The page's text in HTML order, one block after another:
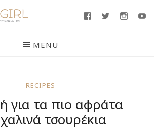
FacebookTwitter
MENU
RECIPES
για τα πιο αφράτα
τσουρέκια